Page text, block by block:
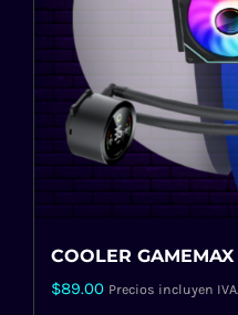
COOLER
$89.00 Precios incluyen IVA.